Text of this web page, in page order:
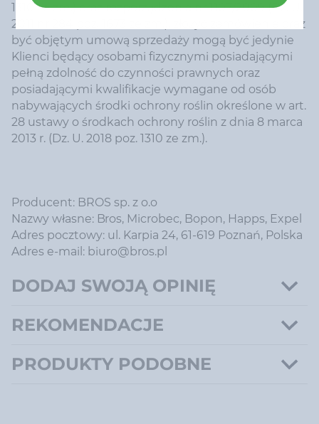
1310 ze zm.) oraz rozporządzenia nr 1107/2009 (Dz. U.
2011 nr 284 poz. 1673 ze zm.), złożyć zamówienie oraz
być objętym umową sprzedaży mogą być jedynie
Klienci będący osobami fizycznymi posiadającymi
pełną zdolność do czynności prawnych oraz
posiadającymi kwalifikacje wymagane od osób
nabywających środki ochrony roślin określone w art.
28 ustawy o środkach ochrony roślin z dnia 8 marca
2013 r. (Dz. U. 2018 poz. 1310 ze zm.).
Producent: BROS sp. z o.o
Nazwy własne: Bros, Microbec, Bopon, Happs, Expel
Adres pocztowy: ul. Karpia 24, 61-619 Poznań, Polska
Adres e-mail: biuro@bros.pl
DODAJ SWOJĄ OPINIĘ
REKOMENDACJE
PRODUKTY PODOBNE